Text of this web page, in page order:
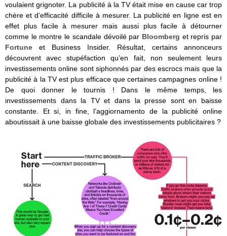
voulaient grignoter. La publicité à la TV était mise en cause car trop
chère et d’efficacité difficile à mesurer. La publicité en ligne est en
effet plus facile à mesurer mais aussi plus facile à détourner
comme le montre le scandale dévoilé par Bloomberg et repris par
Fortune et Business Insider. Résultat, certains annonceurs
découvrent avec stupéfaction qu’en fait, non seulement leurs
investissements online sont siphonnés par des escrocs mais que la
publicité à la TV est plus efficace que certaines campagnes online !
De quoi donner le tournis ! Dans le même temps, les
investissements dans la TV et dans la presse sont en baisse
constante. Et si, in fine, l’aggiornamento de la publicité online
aboutissait à une baisse globale des investissements publicitaires ?